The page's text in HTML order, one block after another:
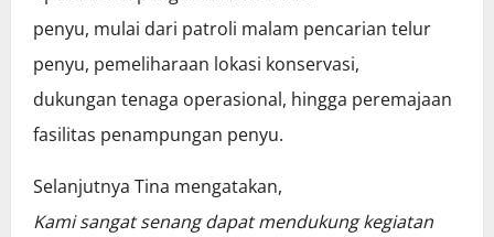
penyu, mulai dari patroli malam pencarian telur
penyu, pemeliharaan lokasi konservasi,
dukungan tenaga operasional, hingga peremajaan
fasilitas penampungan penyu.
Selanjutnya Tina mengatakan,
Kami sangat senang dapat mendukung kegiatan